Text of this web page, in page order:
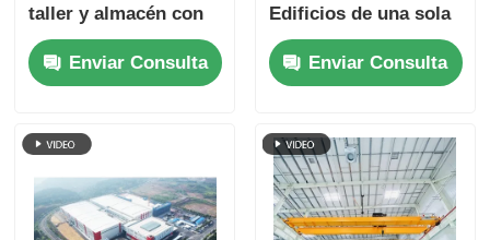
taller y almacén con
estructura de acero
prefabricada en el
sitio
Enviar Consulta
Edificios de una sola
planta
Enviar Consulta